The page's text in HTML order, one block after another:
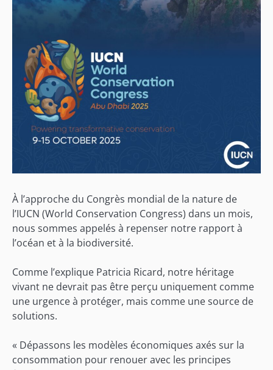
À l’approche du Congrès mondial de la nature de
l’IUCN (World Conservation Congress) dans un mois,
nous sommes appelés à repenser notre rapport à
l’océan et à la biodiversité.
Comme l’explique Patricia Ricard, notre héritage
vivant ne devrait pas être perçu uniquement comme
une urgence à protéger, mais comme une source de
solutions.
« Dépassons les modèles économiques axés sur la
consommation pour renouer avec les principes